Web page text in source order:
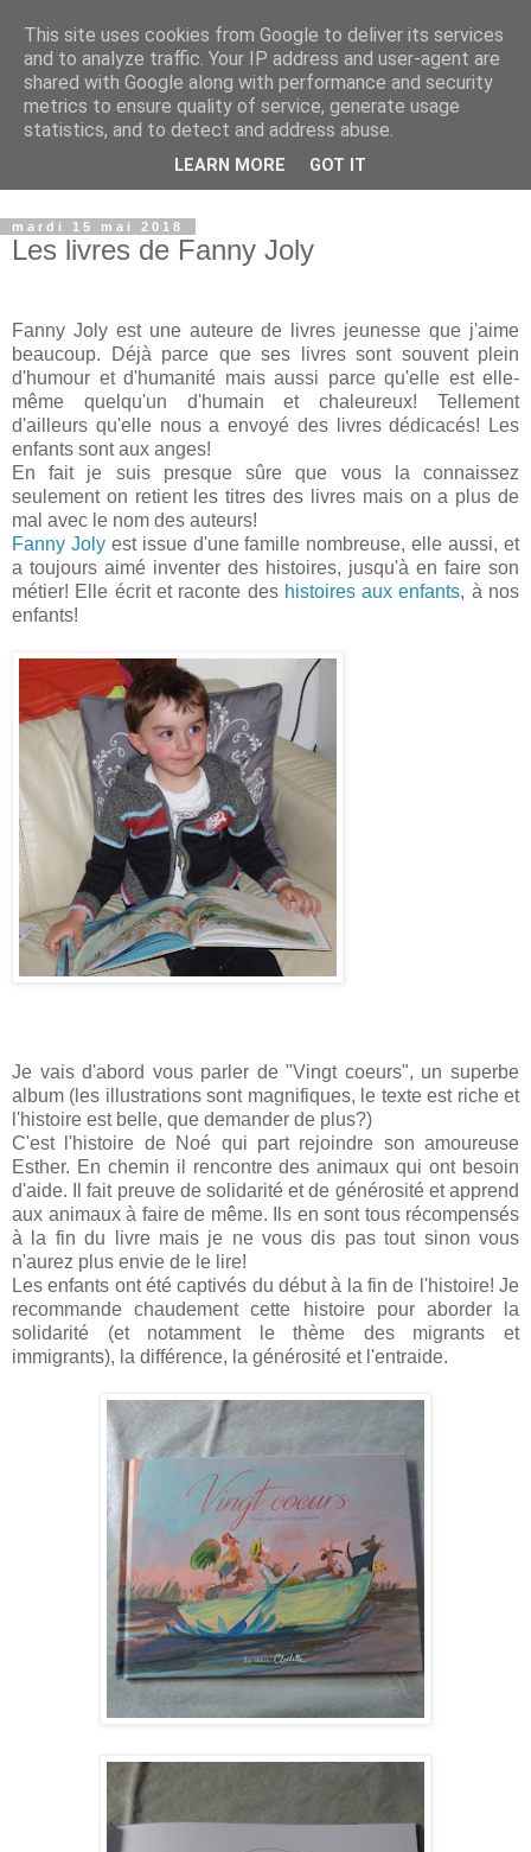
Petits génies en herbe
Blog parental vous présentant nos choix de vie que ce soit
dans le domaine de l'instruction, de nos voyages ou des
produits que nous proposons à nos enfants.
mardi 15 mai 2018
Les livres de Fanny Joly
Fanny Joly est une auteure de livres jeunesse que j'aime
beaucoup. Déjà parce que ses livres sont souvent plein
d'humour et d'humanité mais aussi parce qu'elle est elle-
même quelqu'un d'humain et chaleureux! Tellement
d'ailleurs qu'elle nous a envoyé des livres dédicacés! Les
enfants sont aux anges!
En fait je suis presque sûre que vous la connaissez
seulement on retient les titres des livres mais on a plus de
mal avec le nom des auteurs!
Fanny Jolyest issue d'une famille nombreuse, elle aussi, et
a toujours aimé inventer des histoires, jusqu'à en faire son
métier! Elle écrit et raconte des histoires aux enfants, à nos
enfants!
Je vais d'abord vous parler de "Vingt coeurs", un superbe
album (les illustrations sont magnifiques, le texte est riche et
l'histoire est belle, que demander de plus?)
C'est l'histoire de Noé qui part rejoindre son amoureuse
Esther. En chemin il rencontre des animaux qui ont besoin
d'aide. Il fait preuve de solidarité et de générosité et apprend
aux animaux à faire de même. Ils en sont tous récompensés
à la fin du livre mais je ne vous dis pas tout sinon vous
n'aurez plus envie de le lire!
Les enfants ont été captivés du début à la fin de l'histoire! Je
recommande chaudement cette histoire pour aborder la
solidarité (et notamment le thème des migrants et
immigrants), la différence, la générosité et l'entraide.
This site uses cookies from Google to deliver its services
and to analyze traffic. Your IP address and user-agent are
shared with Google along with performance and security
metrics to ensure quality of service, generate usage
statistics, and to detect and address abuse.
LEARN MORE GOT IT